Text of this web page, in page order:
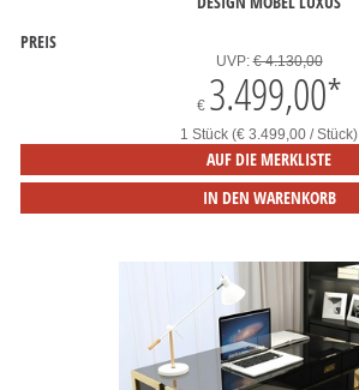
PREIS
UVP:€ 4.130,00
€ 3.499,00*
1 Stück (€ 3.499,00 / Stück)
AUF DIE MERKLISTE
IN DEN WARENKORB